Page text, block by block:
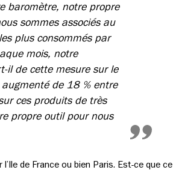
baromètre, notre propre
sommes associés au
plus consommés par
mois, notre
il de cette mesure sur le
de 18 % entre
ces produits de très
propre outil pour nous
de France ou bien Paris. Est-ce que ce